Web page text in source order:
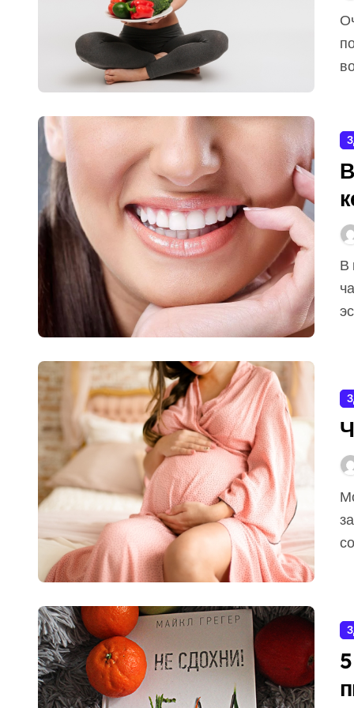
Очень многие, начиная правильно питаться, вскоре
В нынешнее время красивая и здоровая улыбка —
Может ли женщина в декрете найти любимое